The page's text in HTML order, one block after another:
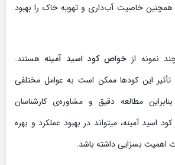
همچنین خاصیت آب‌داری و تهویه خاک را بهبود
نمونه از خواص کود اسید آمینه هستند.
تأثیر این کودها ممکن است به عوامل مختلفی
مطالعه دقیق و مشاوره‌ی کارشناسان
اسید آمینه، میتواند در بهبود عملکرد و بهره
اهمیت بسزایی داشته باشد.